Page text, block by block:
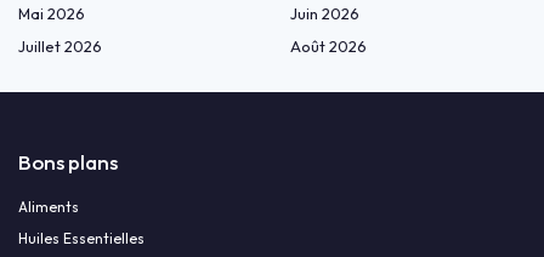
Mai 2026
Juin 2026
Juillet 2026
Août 2026
Bons plans
Aliments
Huiles Essentielles